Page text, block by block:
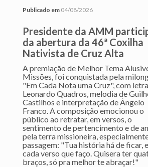
Publicado em 04/08/2026
Presidente da AMM
da abertura da 46ª Coxilha
Nativista de Cruz Alta
A premiação de Melhor Tema
Missões, foi conquistada pela
"Em Cada Nota uma Cruz", com
Leonardo Quadros, melodia de
Castilhos e interpretação de Ângelo
Franco. A composição emocionou o
público ao retratar, em versos, o
sentimento de pertencimento e de
pela terra missioneira,
passagem: "Tua história há de ficar,
cada verso que faço. Quisera ter
braços, só pra melhor te abraçar!"